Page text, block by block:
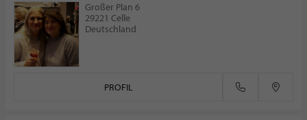
Großer Plan 6
29221 Celle
Deutschland
PROFIL